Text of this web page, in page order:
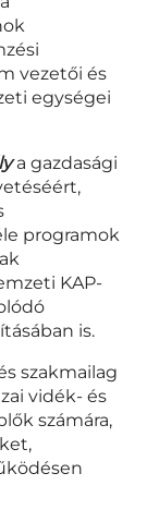
vezetői és
egységei
a gazdasági
programok
KAP-
is.
szakmailag
vidék- és
számára,